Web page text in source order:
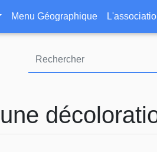
principale
Menu Géographique